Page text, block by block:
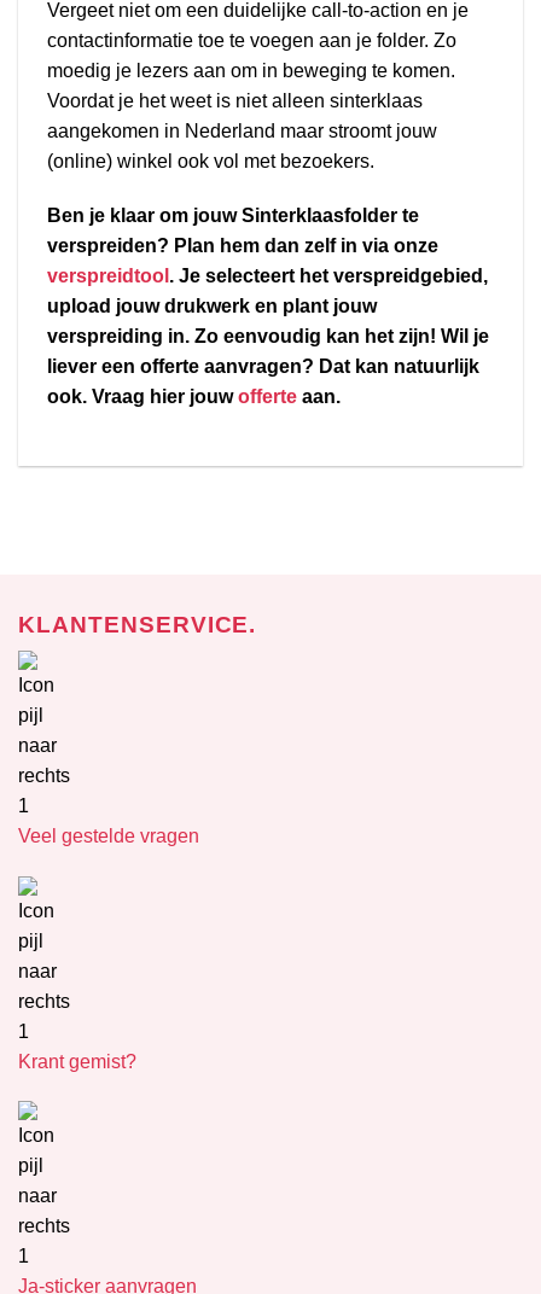
Vergeet niet om een duidelijke call-to-action en je
contactinformatie toe te voegen aan je folder. Zo
moedig je lezers aan om in beweging te komen.
Voordat je het weet is niet alleen sinterklaas
aangekomen in Nederland maar stroomt jouw
(online) winkel ook vol met bezoekers.
Ben je klaar om jouw Sinterklaasfolder te
verspreiden? Plan hem dan zelf in via onze
verspreidtool . Je selecteert het verspreidgebied,
upload jouw drukwerk en plant jouw
verspreiding in. Zo eenvoudig kan het zijn! Wil je
liever een offerte aanvragen? Dat kan natuurlijk
ook. Vraag hier jouwofferte aan.
KLANTENSERVICE.
Veel gestelde vragen
Krant gemist?
Ja-sticker aanvragen